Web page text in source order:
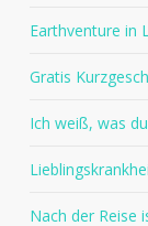
Earthventure in
Gratis
Ich weiß, was
Nach der Reise